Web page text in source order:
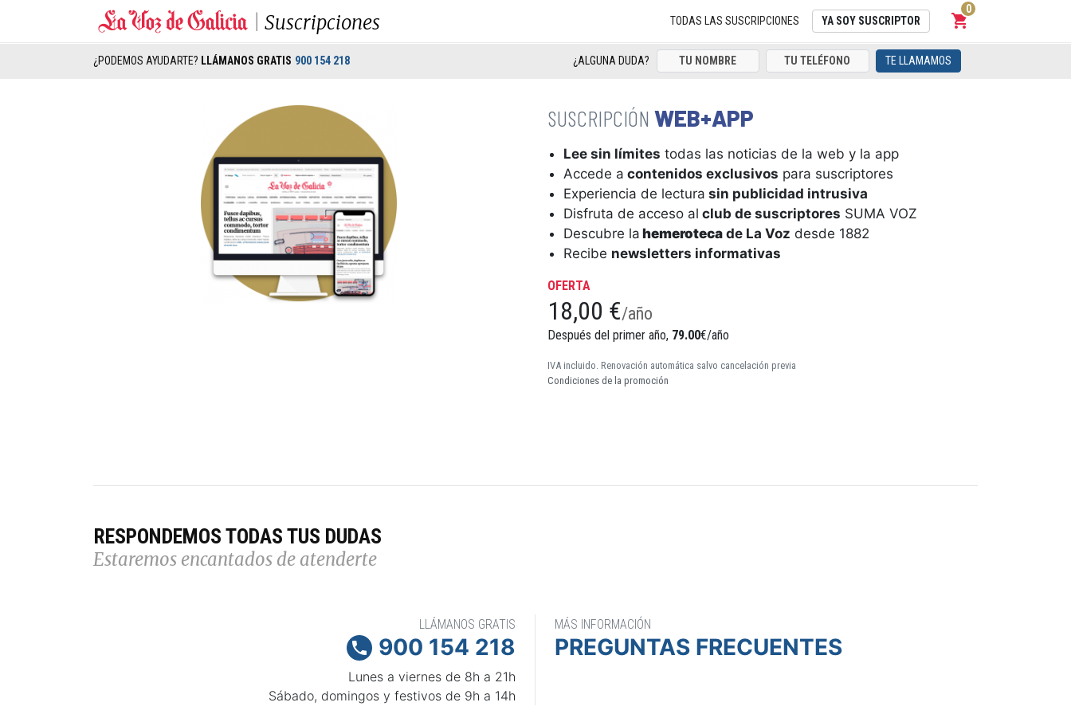
Suscripciones TODAS LAS SUSCRIPCIONES YA SOY SUSCRIPTOR shopping_cart
Carrito
0
¿PODEMOS AYUDARTE? LLÁMANOS GRATIS 900 154 218 ¿ALGUNA DUDA? TE LLAMAMOS
WEB+APP
Lee sin límites todas las noticias de la web y la app
Accede a contenidos exclusivos para suscriptores
Experiencia de lectura sin publicidad intrusiva
Disfruta de acceso al club de suscriptores SUMA VOZ
Descubre la hemeroteca de La Voz desde 1882
Recibe newsletters informativas
OFERTA
18,00 €/año
Después del primer año, 79.00€/año
IVA incluido. Renovación automática salvo cancelación previa
Condiciones de la promoción
RESPONDEMOS TODAS TUS DUDAS
Estaremos encantados de atenderte
LLÁMANOS GRATIS
 900 154 218
Lunes a viernes de 8h a 21h
Sábado, domingos y festivos de 9h a 14h
MÁS INFORMACIÓN
PREGUNTAS FRECUENTES